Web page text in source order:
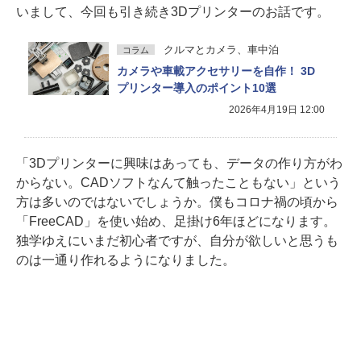
いまして、今回も引き続き3Dプリンターのお話です。
コラム クルマとカメラ、車中泊
カメラや車載アクセサリーを自作！ 3D
プリンター導入のポイント10選
2026年4月19日 12:00
「3Dプリンターに興味はあっても、データの作り方がわ
からない。CADソフトなんて触ったこともない」という
方は多いのではないでしょうか。僕もコロナ禍の頃から
「FreeCAD」を使い始め、足掛け6年ほどになります。
独学ゆえにいまだ初心者ですが、自分が欲しいと思うも
のは一通り作れるようになりました。